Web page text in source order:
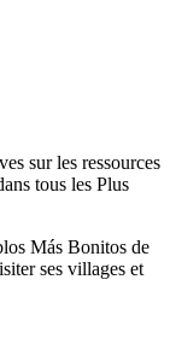
sur les ressources
tous les Plus
Más Bonitos de
ses villages et